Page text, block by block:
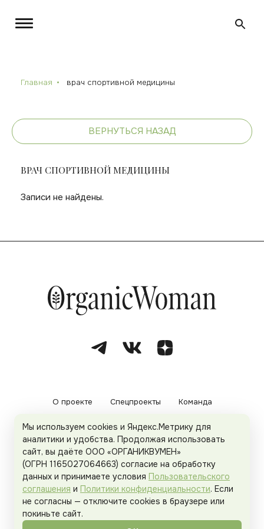
Главная врач спортивной медицины
ВЕРНУТЬСЯ НАЗАД
ВРАЧ СПОРТИВНОЙ МЕДИЦИНЫ
Записи не найдены.
О проекте Спецпроекты Команда
Рекламодателям Политика конфиденциальности
Пользовательское соглашение
Organicwoman.ru . Все права защищены.
Мы используем cookies и Яндекс.Метрику для
аналитики и удобства. Продолжая использовать
сайт, вы даёте ООО «ОРГАНИКВУМЕН»
(ОГРН 1165027064663) согласие на обработку
данных и принимаете условия Пользовательского
соглашения и Политики конфиденциальности. Если
не согласны — отключите cookies в браузере или
покиньте сайт.